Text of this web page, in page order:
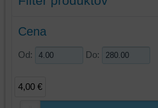
Cena
Od: Do:
4,00 €